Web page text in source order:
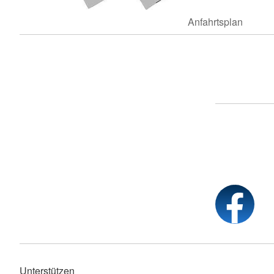
Anfahrtsplan
Unterstützen